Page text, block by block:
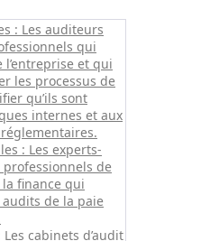
: Les auditeurs
qui
et qui
les processus de
qu’ils sont
internes et aux
: Les experts-
de
finance qui
de la paie
cabinets d’audit